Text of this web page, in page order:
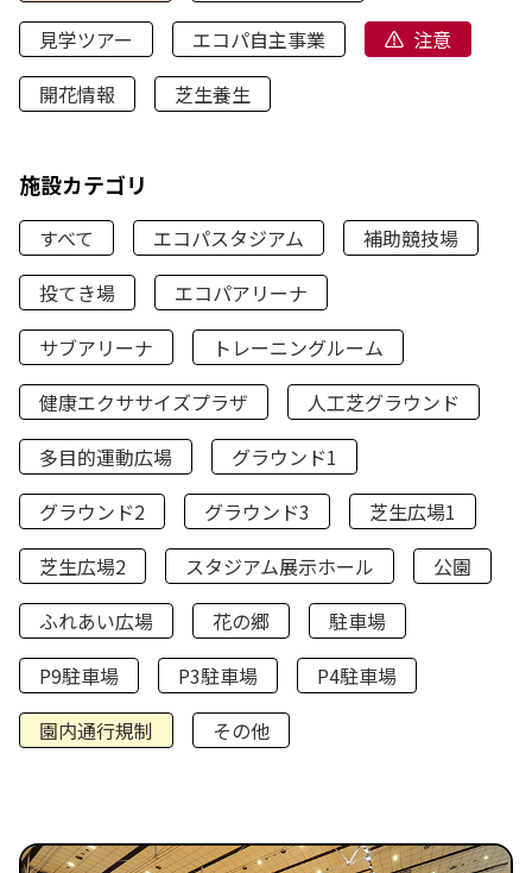
見学ツアー
エコパ自主事業
注意
開花情報
芝生養生
施設カテゴリ
すべて エコパスタジアム
補助競技場
投てき場
エコパアリーナ
サブアリーナ
トレーニングルーム
健康エクササイズプラザ
人工芝グラウンド
多目的運動広場
グラウンド1
グラウンド2
グラウンド3
芝生広場1
芝生広場2
スタジアム展示ホール
公園
ふれあい広場
花の郷
駐車場
P9駐車場
P3駐車場
P4駐車場
園内通行規制
その他